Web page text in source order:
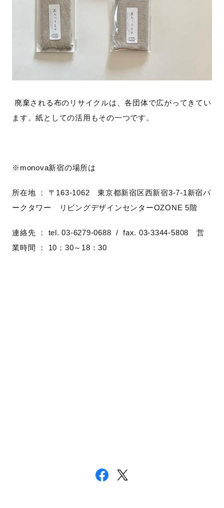
廃棄される布のリサイクルは、各団体で広がってきてい
ます。紙としての活用もその一つです。
※monova新宿の場所は
所在地 ： 〒 163-1062 東京都新宿区西新宿3-7-1新宿パ
ークタワー リビングデザインセンターOZONE 5階
連絡先 ： tel. 03-6279-0688 / fax. 03-3344-5808 営
業時間 ：
10 ： 30～ 18 ：30